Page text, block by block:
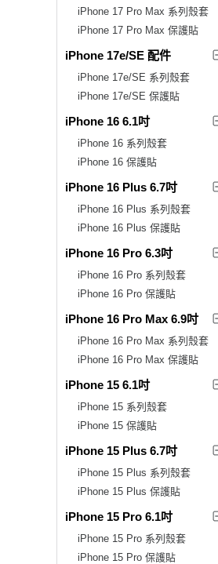
iPhone 17 Pro Max 系列殼套
iPhone 17 Pro Max 保護貼
iPhone 17e/SE 配件
iPhone 17e/SE 系列殼套
iPhone 17e/SE 保護貼
iPhone 16 6.1吋
iPhone 16 系列殼套
iPhone 16 保護貼
iPhone 16 Plus 6.7吋
iPhone 16 Plus 系列殼套
iPhone 16 Plus 保護貼
iPhone 16 Pro 6.3吋
iPhone 16 Pro 系列殼套
iPhone 16 Pro 保護貼
iPhone 16 Pro Max 6.9吋
iPhone 16 Pro Max 系列殼套
iPhone 16 Pro Max 保護貼
iPhone 15 6.1吋
iPhone 15 系列殼套
iPhone 15 保護貼
iPhone 15 Plus 6.7吋
iPhone 15 Plus 系列殼套
iPhone 15 Plus 保護貼
iPhone 15 Pro 6.1吋
iPhone 15 Pro 系列殼套
iPhone 15 Pro 保護貼